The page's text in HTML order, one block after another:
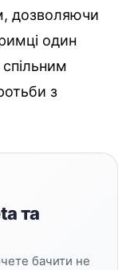
дозволяючи
один
з
та
бачити не